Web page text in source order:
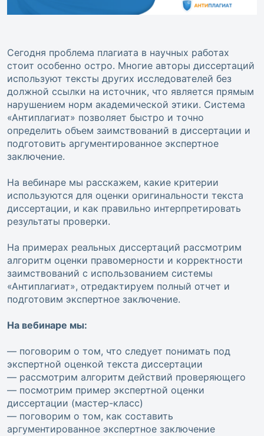
Сегодня проблема плагиата в научных работах
стоит особенно остро. Многие авторы диссертаций
используют тексты других исследователей без
должной ссылки на источник, что является прямым
нарушением норм академической этики. Система
«Антиплагиат» позволяет быстро и точно
определить объем заимствований в диссертации и
подготовить аргументированное экспертное
заключение.
На вебинаре мы расскажем, какие критерии
используются для оценки оригинальности текста
диссертации, и как правильно интерпретировать
результаты проверки.
На примерах реальных диссертаций рассмотрим
алгоритм оценки правомерности и корректности
заимствований с использованием системы
«Антиплагиат», отредактируем полный отчет и
подготовим экспертное заключение.
На вебинаре мы:
— поговорим о том, что следует понимать под
экспертной оценкой текста диссертации
— рассмотрим алгоритм действий проверяющего
— посмотрим пример экспертной оценки
диссертации (мастер-класс)
— поговорим о том, как составить
аргументированное экспертное заключение